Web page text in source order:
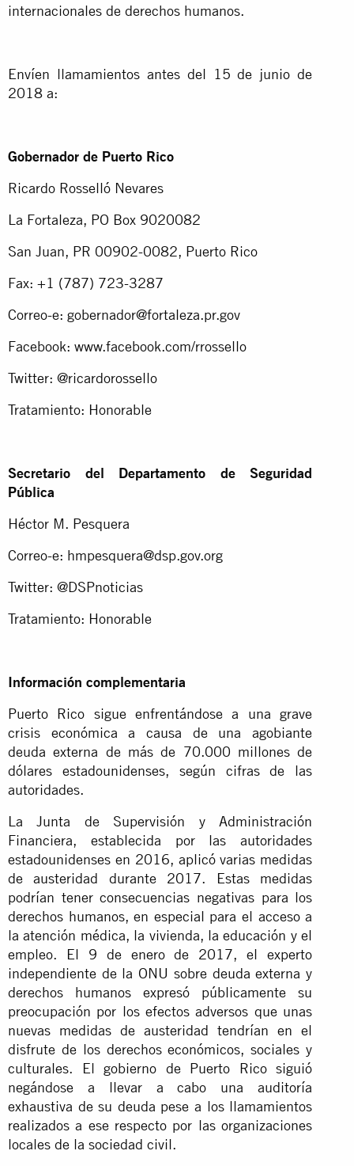
internacionales de derechos humanos.
Envíen llamamientos antes del 15 de junio de
2018 a:
Gobernador de Puerto Rico
Ricardo Rosselló Nevares
La Fortaleza, PO Box 9020082
San Juan, PR 00902-0082, Puerto Rico
Fax: +1 (787) 723-3287
Correo-e: gobernador@fortaleza.pr.gov
Facebook: www.facebook.com/rrossello
Twitter: @ricardorossello
Tratamiento: Honorable
Secretario del Departamento de Seguridad
Pública
Héctor M. Pesquera
Correo-e: hmpesquera@dsp.gov.org
Twitter: @DSPnoticias
Tratamiento: Honorable
Información complementaria
Puerto Rico sigue enfrentándose a una grave
crisis económica a causa de una agobiante
deuda externa de más de 70.000 millones de
dólares estadounidenses, según cifras de las
autoridades.
La Junta de Supervisión y Administración
Financiera, establecida por las autoridades
estadounidenses en 2016, aplicó varias medidas
de austeridad durante 2017. Estas medidas
podrían tener consecuencias negativas para los
derechos humanos, en especial para el acceso a
la atención médica, la vivienda, la educación y el
empleo. El 9 de enero de 2017, el experto
independiente de la ONU sobre deuda externa y
derechos humanos expresó públicamente su
preocupación por los efectos adversos que unas
nuevas medidas de austeridad tendrían en el
disfrute de los derechos económicos, sociales y
culturales. El gobierno de Puerto Rico siguió
negándose a llevar a cabo una auditoría
exhaustiva de su deuda pese a los llamamientos
realizados a ese respecto por las organizaciones
locales de la sociedad civil.